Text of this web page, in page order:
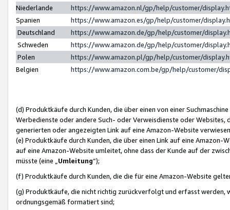
Niederlande
https://www.amazon.nl/gp/help/customer/
Spanien
https://www.amazon.es/gp/help/customer/
Deutschland
https://www.amazon.de/gp/help/customer/
Schweden
https://www.amazon.de/gp/help/customer/
Polen
https://www.amazon.pl/gp/help/customer/
Belgien
https://www.amazon.com.be/gp/help/customer/
(d) Produktkäufe durch Kunden, die über einen von einer
Werbedienste oder andere Such- oder Verweisdienste oder Websites,
generierten oder angezeigten Link auf eine Amazon-Website
(e) Produktkäufe durch Kunden, die über einen Link auf eine
auf eine Amazon-Website umleitet, ohne dass der Kunde auf der
müsste (eine „ Umleitung“);
(f) Produktkäufe durch Kunden, die die für eine Amazon-Website
(g) Produktkäufe, die nicht richtig zurückverfolgt und erfasst werden,
ordnungsgemäß formatiert sind;